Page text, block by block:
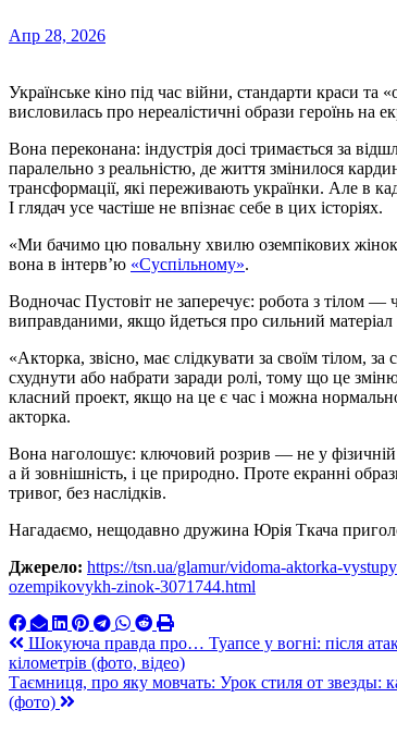
Апр 28, 2026
Українське кіно під час війни, стандарти краси та
висловилась про нереалістичні образи героїнь на
Вона переконана: індустрія досі тримається за
паралельно з реальністю, де життя змінилося
трансформації, які переживають українки. Але в
І глядач усе частіше не впізнає себе в цих історіях.
«Ми бачимо цю повальну хвилю оземпікових жінок
вона в інтерв’ю «Суспільному».
Водночас Пустовіт не заперечує: робота з тілом —
виправданими, якщо йдеться про сильний матеріал
«Акторка, звісно, має слідкувати за своїм тілом, за
схуднути або набрати заради ролі, тому що це
класний проект, якщо на це є час і можна
акторка.
Вона наголошує: ключовий розрив — не у
а й зовнішність, і це природно. Проте екранні
тривог, без наслідків.
Нагадаємо, нещодавно дружина Юрія Ткача
Джерело: https://tsn.ua/glamur/vidoma-aktorka-
ozempikovykh-zinok-3071744.html
Навигация
по
записям
Шокуюча правда про… Туапсе у вогні: після
кілометрів (фото, відео)
Таємниця, про яку мовчать: Урок стиля от
(фото)